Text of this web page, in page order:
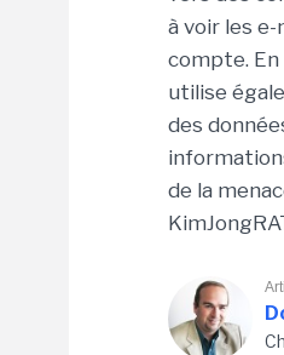
à voir les
compte.
utilise
des
de la